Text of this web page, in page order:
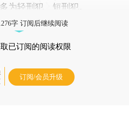
为轻刑犯、短刑犯。
字 订阅后继续阅读
已订阅的阅读权限
订阅/会员升级